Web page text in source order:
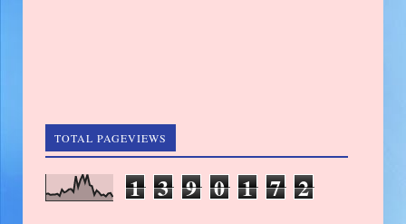
TOTAL PAGEVIEWS
1 3 9 0 1 7 2